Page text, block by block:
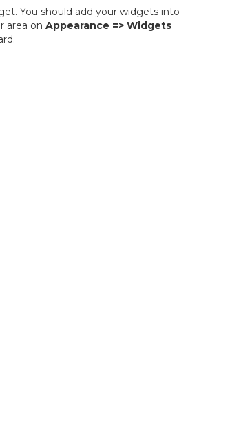
You should add your widgets into
area on Appearance => Widgets